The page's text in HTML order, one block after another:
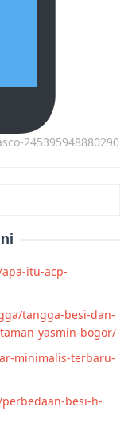
245395948880290
itu-acp-
tangga-besi-dan-
yasmin-bogor/
minimalis-terbaru-
besi-h-